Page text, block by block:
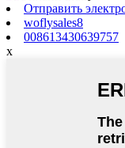
Отправить
woflysales8
008613430639757
x